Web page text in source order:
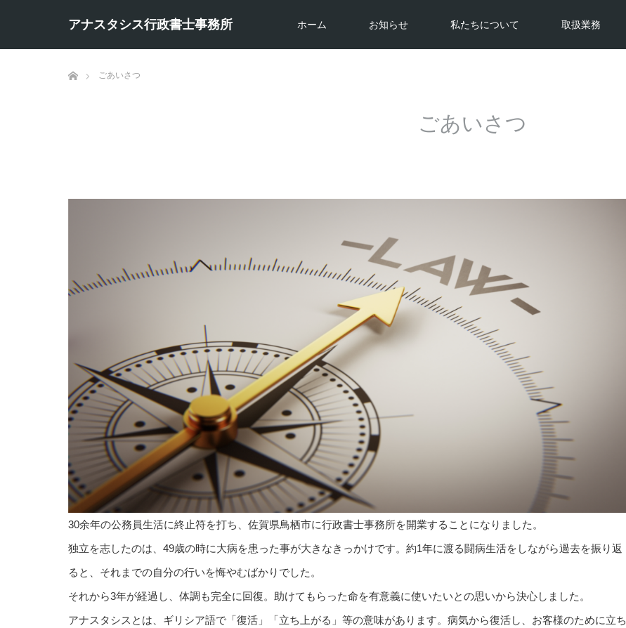
アナスタシス行政書士事務所 ホーム お知らせ 私たちについて 取扱業務
ごあいさつ
ごあいさつ
30余年の公務員生活に終止符を打ち、佐賀県鳥栖市に行政書士事務所を開業することになりました。
独立を志したのは、49歳の時に大病を患った事が大きなきっかけです。約1年に渡る闘病生活をしながら過去を振り返
ると、それまでの自分の行いを悔やむばかりでした。
それから3年が経過し、体調も完全に回復。助けてもらった命を有意義に使いたいとの思いから決心しました。
アナスタシスとは、ギリシア語で「復活」「立ち上がる」等の意味があります。病気から復活し、お客様のために立ち